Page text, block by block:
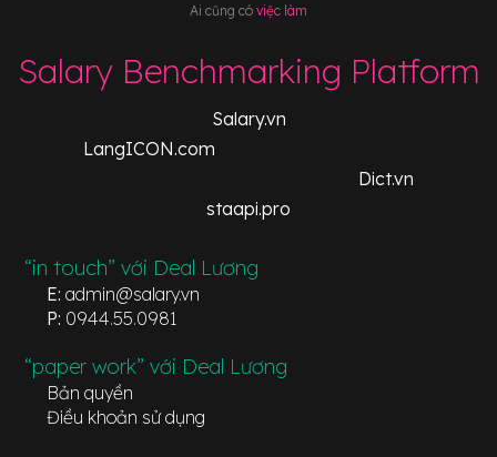
Ai cũng có việc làm
Salary Benchmarking Platform
Salary.vn
LangICON.com
Dict.vn
staapi.pro
“in touch” với Deal Lương
E: admin@salary.vn
P: 0944.55.0981
“paper work” với Deal Lương
Bản quyền
Điều khoản sử dụng